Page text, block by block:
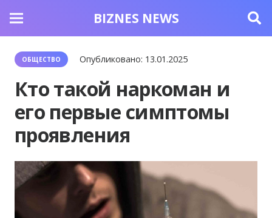
BIZNES NEWS
ОБЩЕСТВО Опубликовано: 13.01.2025
Кто такой наркоман и
его первые симптомы
проявления